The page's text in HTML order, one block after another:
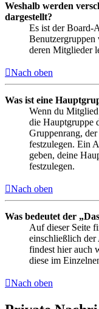
Weshalb werden
dargestellt?
Es ist der Board-
Benutzergruppen
deren Mitglieder
Nach oben
Was ist eine
Wenn du
die Hauptgruppe
Gruppenrang,
festzulegen. Ein
geben, deine
festzulegen.
Nach oben
Was bedeutet der
Auf dieser Seite
einschließlich
findest hier auch
diese im
Nach oben